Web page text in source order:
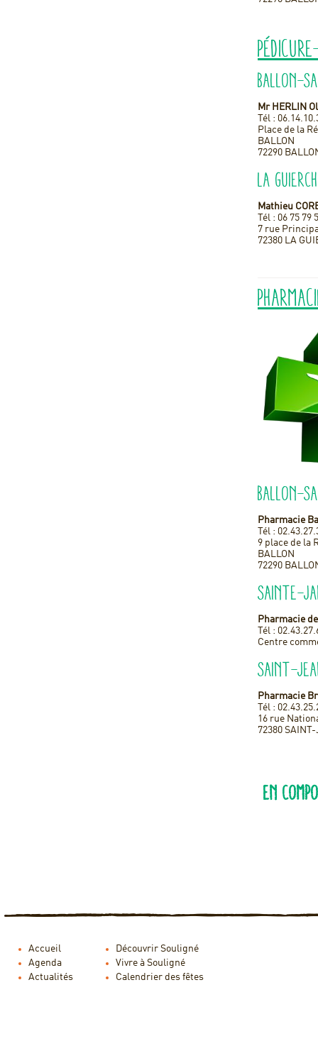
Ballon-
Mr HERLIN
Tél :
Place de la
BALLON
72290
La
Mathieu
Tél : 06 75 79
7 rue
72380 LA
Ballon-
Pharmacie
Tél :
9 place de la
BALLON
72290
Sainte-
Pharmacie
Tél :
Centre
Saint-
Pharmacie
Tél :
16 rue
72380 SAINT-
En
Accueil
Agenda
Actualités
Découvrir Souligné
Vivre à Souligné
Calendrier des fêtes